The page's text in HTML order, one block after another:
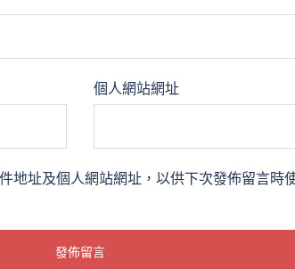
個人網站網址
地址及個人網站網址，以供下次發佈留言時